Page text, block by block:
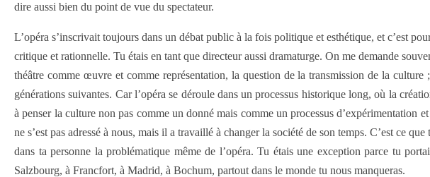
dire aussi bien du point de vue du spectateur.
L’opéra s’inscrivait toujours dans un débat public à la fois politique et esthétique, et c’est
critique et rationnelle. Tu étais en tant que directeur aussi dramaturge. On me demande
théâtre comme œuvre et comme représentation, la question de la transmission de la
générations suivantes. Car l’opéra se déroule dans un processus historique long, où la
à penser la culture non pas comme un donné mais comme un processus
ne s’est pas adressé à nous, mais il a travaillé à changer la société de son temps. C’est ce
dans ta personne la problématique même de l’opéra. Tu étais une exception parce tu
Salzbourg, à Francfort, à Madrid, à Bochum, partout dans le monde tu nous manqueras.